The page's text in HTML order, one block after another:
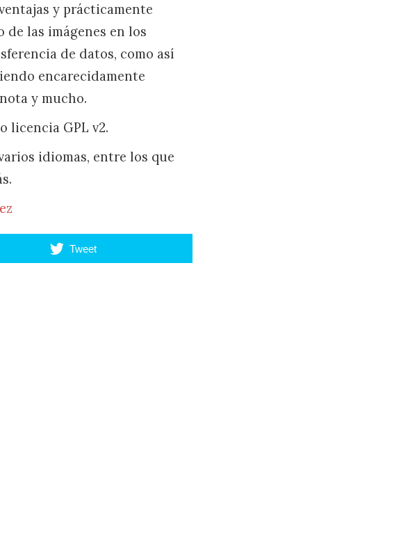
y prácticamente
las imágenes en los
de datos, como así
encarecidamente
y mucho.
licencia GPL v2.
idiomas, entre los que
Tweet